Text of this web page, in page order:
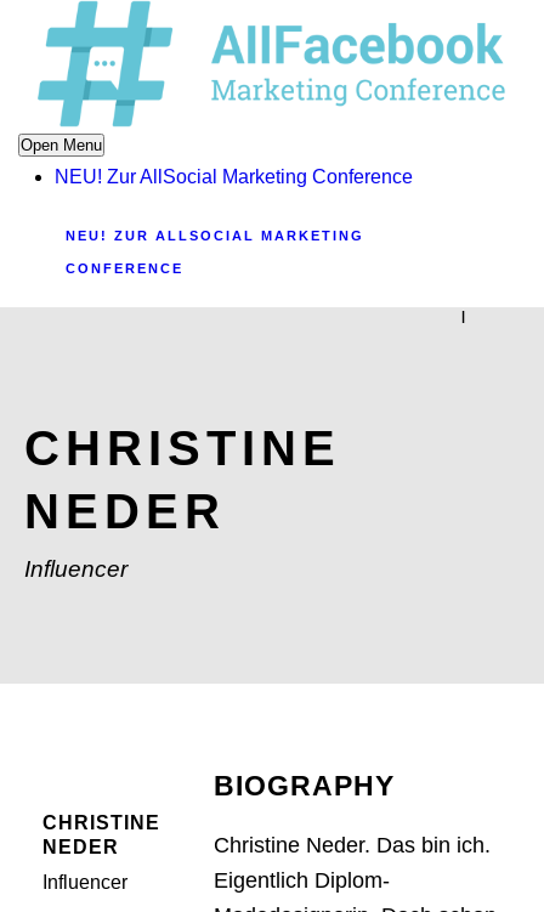
Open Menu
NEU! Zur AllSocial Marketing Conference
NEU! ZUR ALLSOCIAL MARKETING
CONFERENCE
|
CHRISTINE
NEDER
Influencer
CHRISTINE
NEDER
Influencer
BIOGRAPHY
Christine Neder. Das bin ich.
Eigentlich Diplom-